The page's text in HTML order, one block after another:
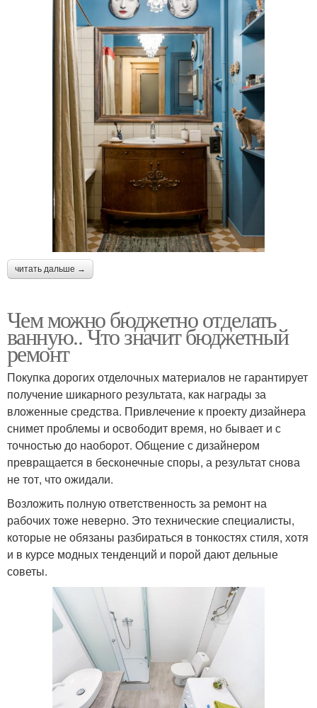
читать дальше →
Чем можно бюджетно отделать
ванную.. Что значит бюджетный
ремонт
Покупка дорогих отделочных материалов не гарантирует
получение шикарного результата, как награды за
вложенные средства. Привлечение к проекту дизайнера
снимет проблемы и освободит время, но бывает и с
точностью до наоборот. Общение с дизайнером
превращается в бесконечные споры, а результат снова
не тот, что ожидали.
Возложить полную ответственность за ремонт на
рабочих тоже неверно. Это технические специалисты,
которые не обязаны разбираться в тонкостях стиля, хотя
и в курсе модных тенденций и порой дают дельные
советы.